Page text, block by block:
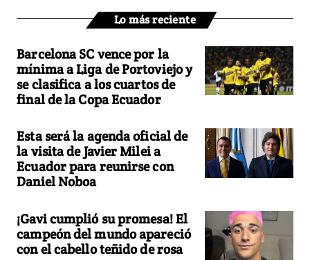
Lo más reciente
Barcelona SC vence por la
mínima a Liga de Portoviejo y
se clasifica a los cuartos de
final de la Copa Ecuador
Esta será la agenda oficial de
la visita de Javier Milei a
Ecuador para reunirse con
Daniel Noboa
¡Gavi cumplió su promesa! El
campeón del mundo apareció
con el cabello teñido de rosa